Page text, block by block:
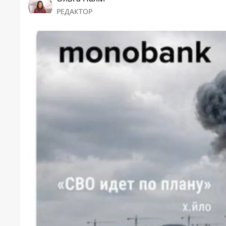
РЕДАКТОР